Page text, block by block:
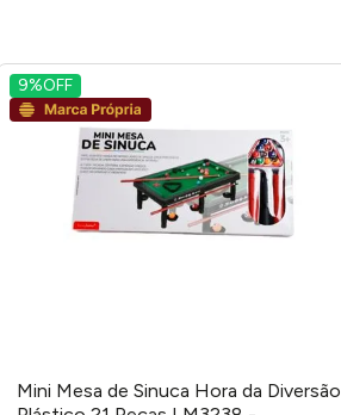
9%OFF
Mini Mesa de Sinuca Hora da Diversão